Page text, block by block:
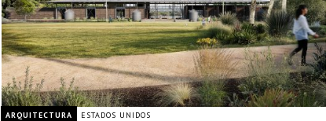
ARQUITECTURA ESTADOS UNIDOS